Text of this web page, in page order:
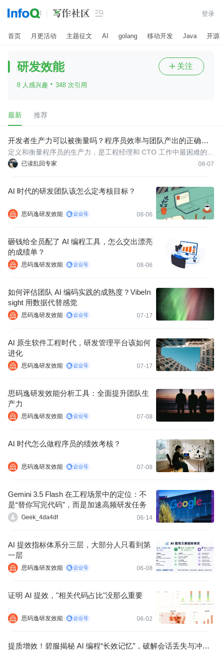
 登录
首页 月更活动 主题征文 AI golang 移动开发 Java 开源
研发效能
8 人感兴趣 · 348 次引用
 关注
最新 推荐
开发者生产力可以被衡量吗？程序员效率与团队产出的正确评
估方式
已读乱回专家 08-07
定义和衡量程序员的生产力，是工程经理和 CTO 工作中最困难的部
分之一。当一项工作的大部分成果都是无形的，我们究竟该如何衡
AI 时代的研发团队该怎么定考核目标？
思码逸研发效能 08-06
砸钱给全员配了 AI 编程工具，怎么交出漂亮
的成绩单？
思码逸研发效能 08-06
如何评估团队 AI 编码实践的成熟度？VibeIn
sight 用数据代替感觉
思码逸研发效能 07-17
AI 原生软件工程时代，研发管理平台该如何
进化
思码逸研发效能 07-17
思码逸研发效能分析工具：全面提升团队生
产力
思码逸研发效能 07-08
AI 时代怎么做程序员的绩效考核？
思码逸研发效能 07-08
Gemini 3.5 Flash 在工程场景中的定位：不
是“替你写完代码”，而是加速高频研发任务
Geek_4da4df 06-14
AI 提效指标体系分三层，大部分人只看到第
一层
思码逸研发效能 06-08
证明 AI 提效，"相关代码占比"没那么重要
思码逸研发效能 06-02
提质增效！碧服揭秘 AI 编程“长效记忆”，破解会话丢失与冲突